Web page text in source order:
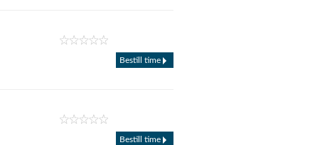
Bestill time
Bestill time